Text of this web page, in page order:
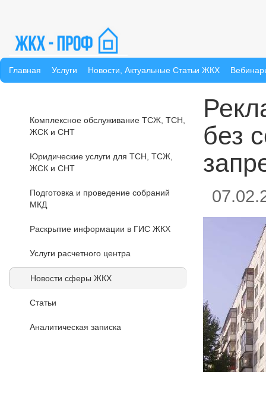
Главная Услуги Новости, Актуальные Статьи ЖКХ
Комплексное обслуживание ТСЖ, ТСН,
ЖСК и СНТ
Юридические услуги для ТСН, ТСЖ,
ЖСК и СНТ
Подготовка и проведение собраний
МКД
Раскрытие информации в ГИС ЖКХ
Услуги расчетного центра
Новости сферы ЖКХ
Статьи
Аналитическая записка
без